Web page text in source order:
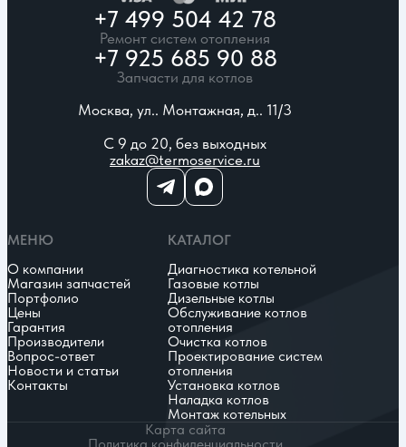
+7 499 504 42 78
Ремонт систем отопления
+7 925 685 90 88
Запчасти для котлов
Москва, ул.. Монтажная, д.. 11/3
С 9 до 20, без выходных
zakaz@termoservice.ru
МЕНЮ
О компании
Магазин запчастей
Портфолио
Цены
Гарантия
Производители
Вопрос-ответ
Новости и статьи
Контакты
КАТАЛОГ
Диагностика котельной
Газовые котлы
Дизельные котлы
Обслуживание котлов
отопления
Очистка котлов
Проектирование систем
отопления
Установка котлов
Наладка котлов
Монтаж котельных
Карта сайта